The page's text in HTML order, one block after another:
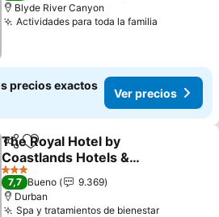
Blyde River Canyon
Actividades para toda la familia
precios exactos
Ver precios
Compartir
Agregar a favoritos
The Royal Hotel by
Coastlands Hotels &
Resorts
Ver precios
3 Estrellas
7,7 Bueno
9.369
Durban
Spa y tratamientos de bienestarVer